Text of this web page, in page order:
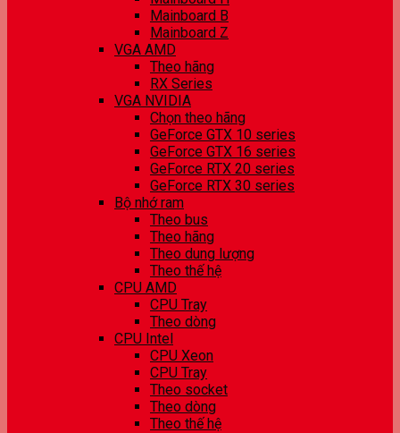
Mainboard B
Mainboard Z
VGA AMD
Theo hãng
RX Series
VGA NVIDIA
Chọn theo hãng
GeForce GTX 10 series
GeForce GTX 16 series
GeForce RTX 20 series
GeForce RTX 30 series
Bộ nhớ ram
Theo bus
Theo hãng
Theo dung lượng
Theo thế hệ
CPU AMD
CPU Tray
Theo dòng
CPU Intel
CPU Xeon
CPU Tray
Theo socket
Theo dòng
Theo thế hệ